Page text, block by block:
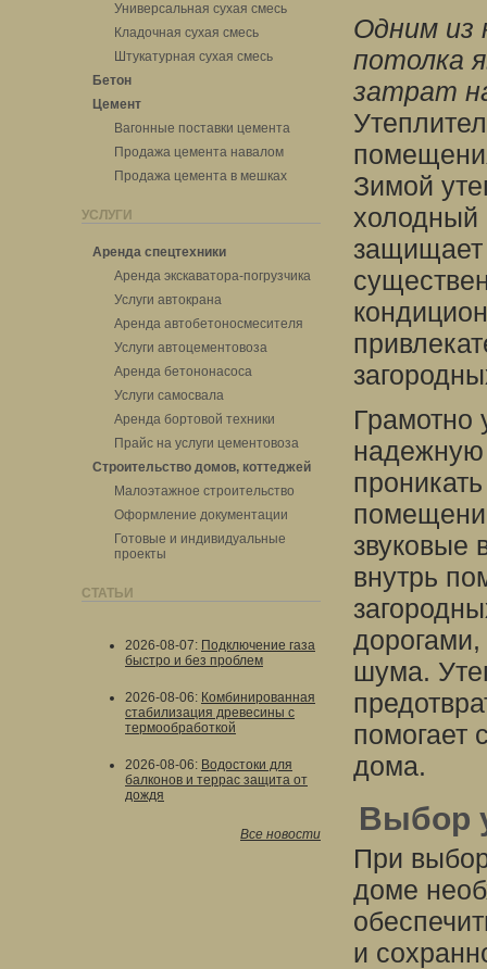
Универсальная сухая смесь
Кладочная сухая смесь
Штукатурная сухая смесь
Бетон
Цемент
Вагонные поставки цемента
Продажа цемента навалом
Продажа цемента в мешках
УСЛУГИ
Аренда спецтехники
Аренда экскаватора-погрузчика
Услуги автокрана
Аренда автобетоносмесителя
Услуги автоцементовоза
Аренда бетононасоса
Услуги самосвала
Аренда бортовой техники
Прайс на услуги цементовоза
Строительство домов, коттеджей
Малоэтажное строительство
Оформление документации
Готовые и индивидуальные
проекты
СТАТЬИ
2026-08-07: Подключение газа
быстро и без проблем
2026-08-06: Комбинированная
стабилизация древесины с
термообработкой
2026-08-06: Водостоки для
балконов и террас защита от
дождя
Все новости
Одним из
потолка
затрат
Зимой
холодный
защищает
Грамотно
надежную
звуковые
внутрь
шума.
помогает
дома.
Выбор
При
доме
и